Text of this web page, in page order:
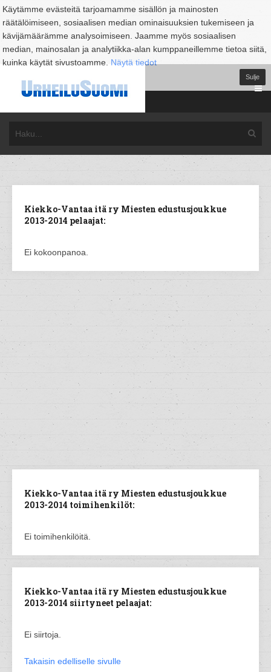
Käytämme evästeitä tarjoamamme sisällön ja mainosten
räätälöimiseen, sosiaalisen median ominaisuuksien tukemiseen ja
kävijämäärämme analysoimiseen. Jaamme myös sosiaalisen
median, mainosalan ja analytiikka-alan kumppaneillemme tietoa siitä,
kuinka käytät sivustoamme. Näytä tiedot
Sulje
Kiekko-Vantaa itä ry Miesten edustusjoukkue
2013-2014 pelaajat:
Ei kokoonpanoa.
Kiekko-Vantaa itä ry Miesten edustusjoukkue
2013-2014 toimihenkilöt:
Ei toimihenkilöitä.
Kiekko-Vantaa itä ry Miesten edustusjoukkue
2013-2014 siirtyneet pelaajat:
Ei siirtoja.
Takaisin edelliselle sivulle